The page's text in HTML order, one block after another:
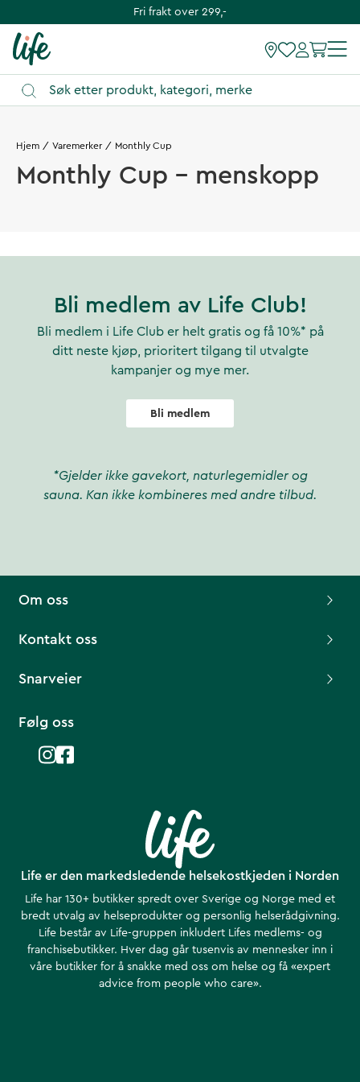
Fri frakt over 299,-
Hjem Varemerker Monthly Cup
Monthly Cup - menskopp
Bli medlem av Life Club!
Bli medlem i Life Club er helt gratis og få 10%* på
ditt neste kjøp, prioritert tilgang til utvalgte
kampanjer og mye mer.
Bli medlem
*Gjelder ikke gavekort, naturlegemidler og
sauna. Kan ikke kombineres med andre tilbud.
Life er den markedsledende helsekostkjeden i Norden
Life har 130+ butikker spredt over Sverige og Norge med et
bredt utvalg av helseprodukter og personlig helserådgivning.
Life består av Life-gruppen inkludert Lifes medlems- og
franchisebutikker. Hver dag går tusenvis av mennesker inn i
våre butikker for å snakke med oss om helse ​​og få «expert
advice from people who care».
Om oss
Kontakt oss
Snarveier
Følg oss